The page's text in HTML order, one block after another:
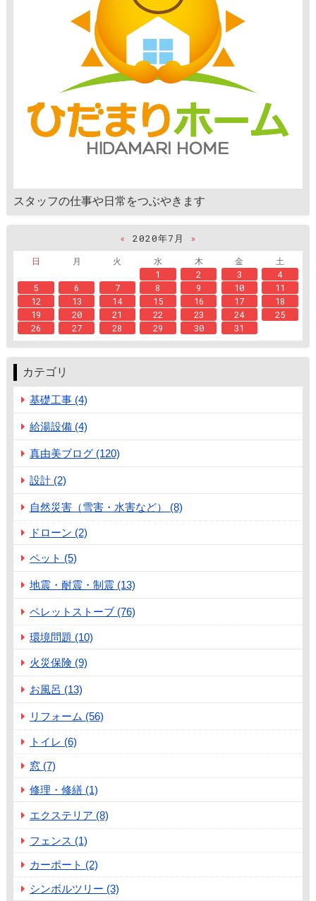
スタッフの仕事や日常をつぶやきます
« 2020年7月
»
日
月 火 水 木 金
土
1
2 3
4
5
6 7 8 9 10
11
12
13 14 15 16 17
18
19
20 21 22 23 24
25
26
27 28 29 30 31
カテゴリ
基礎工事 (4)
給湯設備 (4)
真由美ブログ (120)
設計 (2)
自然災害（雪害・水害など） (8)
ドローン (2)
ペット (5)
地震・耐震・制震 (13)
ペレットストーブ (76)
環境問題 (10)
火災保険 (9)
お風呂 (13)
リフォーム (56)
トイレ (6)
窓 (7)
修理・修繕 (1)
エクステリア (8)
フェンス (1)
カーポート (2)
シンボルツリー (3)